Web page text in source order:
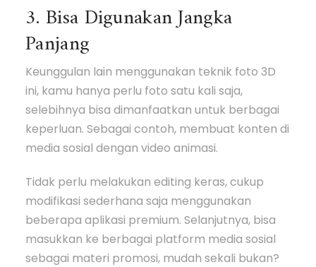
3. Bisa Digunakan Jangka
Panjang
Keunggulan lain menggunakan teknik foto 3D
ini, kamu hanya perlu foto satu kali saja,
selebihnya bisa dimanfaatkan untuk berbagai
keperluan. Sebagai contoh, membuat konten di
media sosial dengan video animasi.
Tidak perlu melakukan editing keras, cukup
modifikasi sederhana saja menggunakan
beberapa aplikasi premium. Selanjutnya, bisa
masukkan ke berbagai platform media sosial
sebagai materi promosi, mudah sekali bukan?